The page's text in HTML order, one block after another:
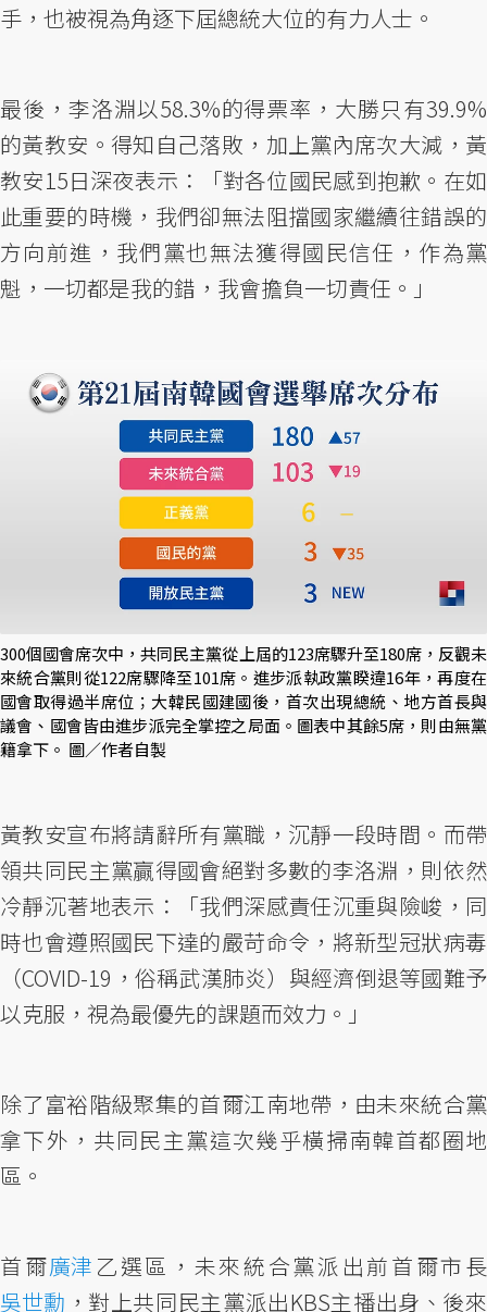
手，也被視為角逐下屆總統大位的有力人士。
最後，李洛淵以58.3%的得票率，大勝只有39.9%
的黃教安。得知自己落敗，加上黨內席次大減，黃
教安15日深夜表示：「對各位國民感到抱歉。在如
此重要的時機，我們卻無法阻擋國家繼續往錯誤的
方向前進，我們黨也無法獲得國民信任，作為黨
魁，一切都是我的錯，我會擔負一切責任。」
300個國會席次中，共同民主黨從上屆的123席驟升至180席，反觀未
來統合黨則從122席驟降至101席。進步派執政黨睽違16年，再度在
國會取得過半席位；大韓民國建國後，首次出現總統、地方首長與
議會、國會皆由進步派完全掌控之局面。圖表中其餘5席，則由無黨
籍拿下。 圖／作者自製
黃教安宣布將請辭所有黨職，沉靜一段時間。而帶
領共同民主黨贏得國會絕對多數的李洛淵，則依然
冷靜沉著地表示：「我們深感責任沉重與險峻，同
時也會遵照國民下達的嚴苛命令，將新型冠狀病毒
（COVID-19，俗稱武漢肺炎）與經濟倒退等國難予
以克服，視為最優先的課題而效力。」
除了富裕階級聚集的首爾江南地帶，由未來統合黨
拿下外，共同民主黨這次幾乎橫掃南韓首都圈地
區。
首爾廣津 乙選區，未來統合黨派出前首爾市長
吳世勳 ，對上共同民主黨派出KBS主播出身、後來